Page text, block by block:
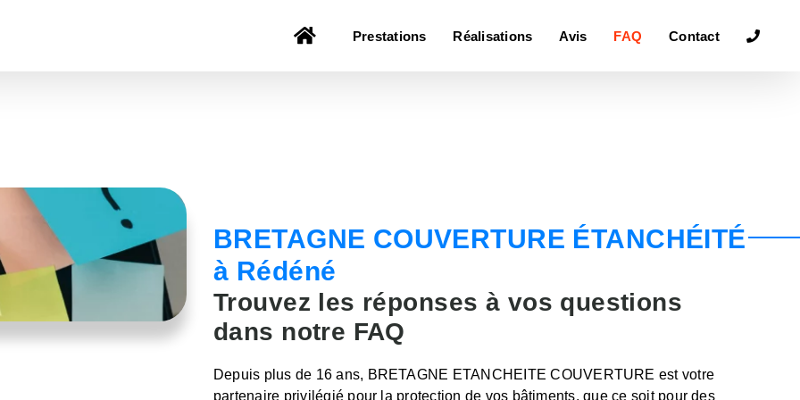
Prestations Réalisations Avis FAQ Contact
BRETAGNE COUVERTURE ÉTANCHÉITÉ
à Rédéné
Trouvez les réponses à vos questions
dans notre FAQ
Depuis plus de 16 ans, BRETAGNE ETANCHEITE COUVERTURE est votre
partenaire privilégié pour la protection de vos bâtiments, que ce soit pour des